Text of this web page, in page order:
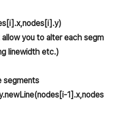
you to alter each segm
linewidth etc.)
1].x,nodes